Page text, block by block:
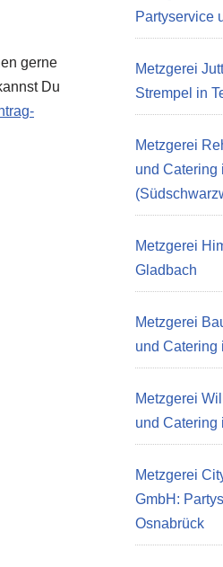
gerne
Du
Partyservice
Metzgerei
Strempel in
Metzgerei
und Catering
Metzgerei
Gladbach
Metzgerei
und Catering
Metzgerei
und Catering
Metzgerei
GmbH:
Osnabrück